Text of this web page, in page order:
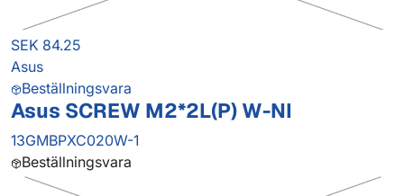
SEK 84.25
Asus
Beställningsvara
Asus SCREW M2*2L(P) W-NI
13GMBPXC020W-1
Beställningsvara